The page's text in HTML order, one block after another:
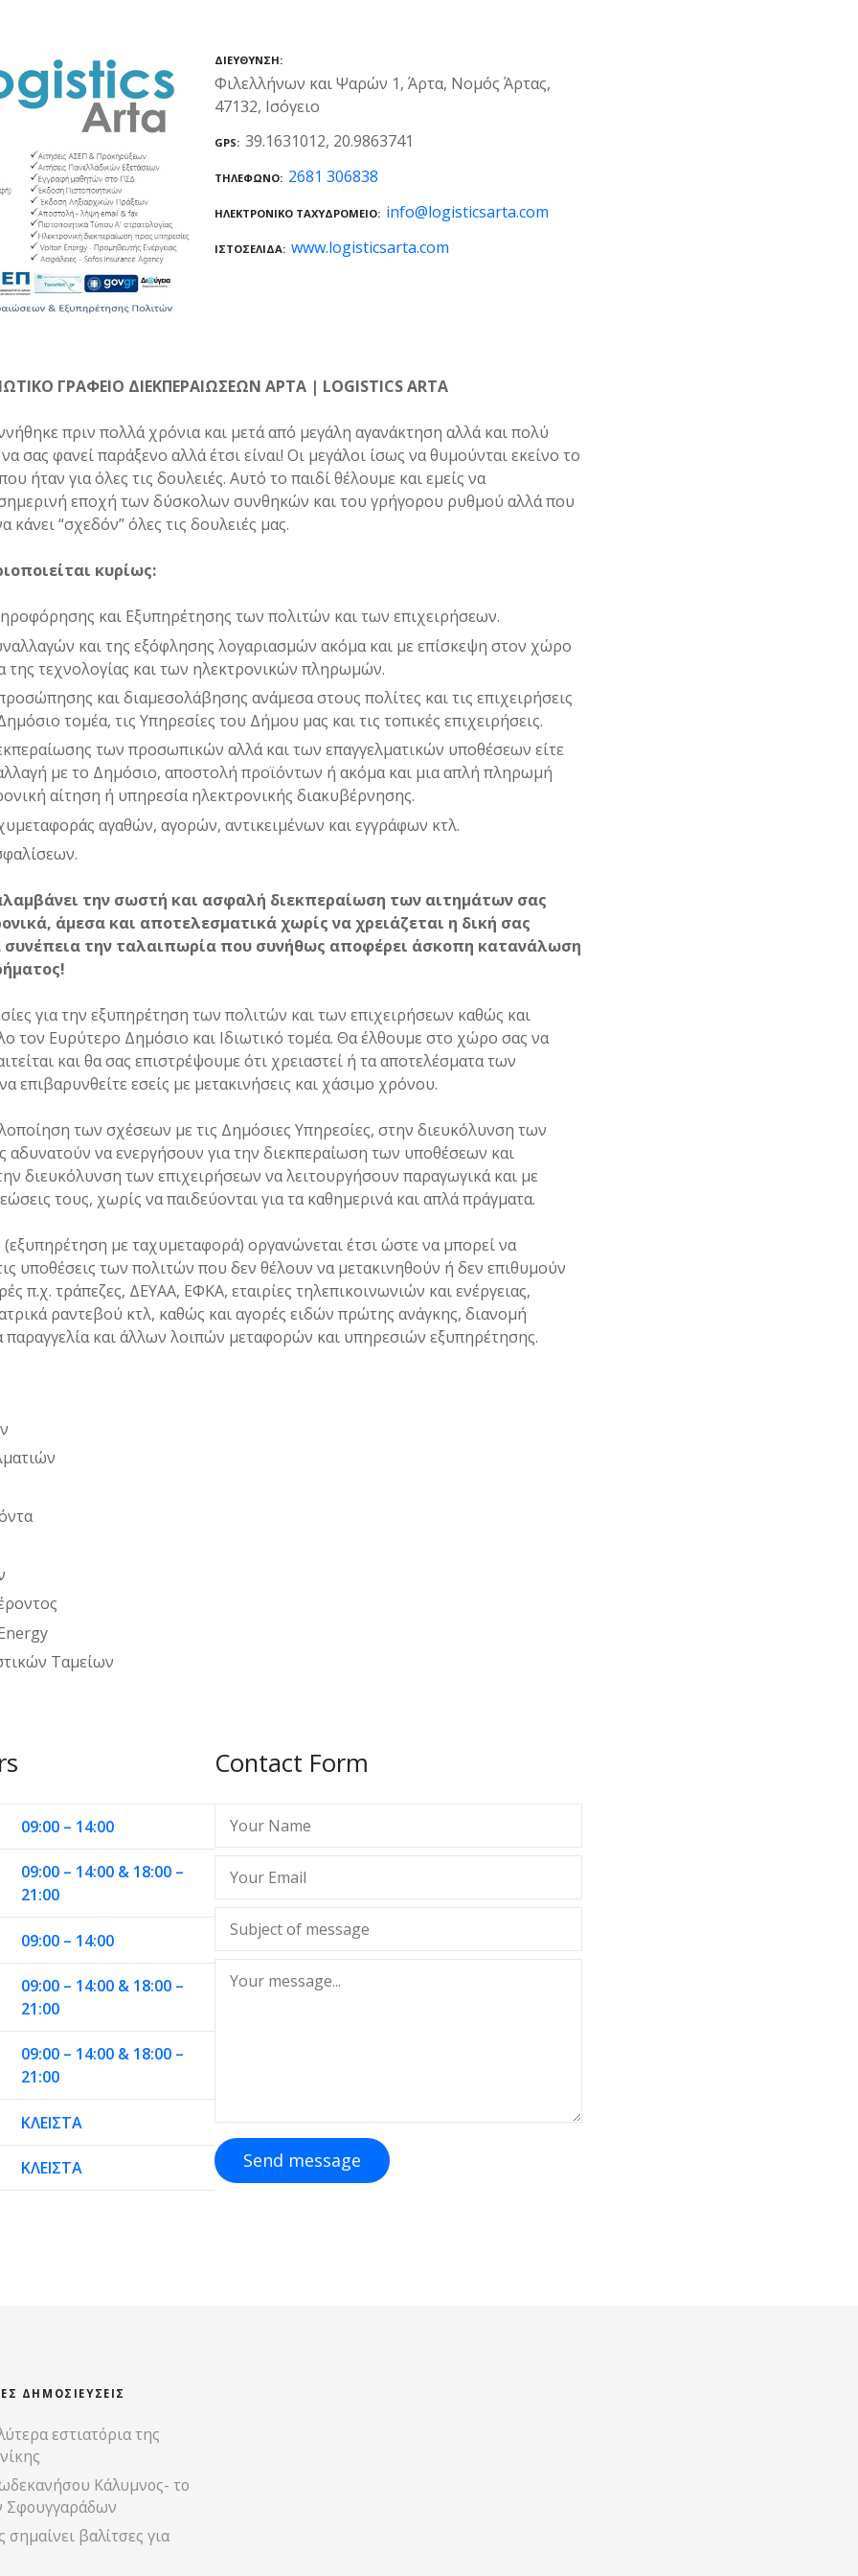
ΔΙΕΎΘΥΝΣΗ
Φιλελλήνων και Ψαρών 1, Άρτα, Νομός Άρτας,
47132, Ισόγειο
GPS 39.1631012, 20.9863741
ΤΗΛΈΦΩΝΟ 2681 306838
ΗΛΕΚΤΡΟΝΙΚΌ ΤΑΧΥΔΡΟΜΕΊΟ info@logisticsarta.com
ΙΣΤΟΣΕΛΊΔΑ www.logisticsarta.com
ΓΡΑΦΕΙΟ ΔΙΕΚΠΕΡΑΙΩΣΕΩΝ ΑΡΤΑ | LOGISTICS ARTA
πριν πολλά χρόνια και μετά από μεγάλη αγανάκτηση αλλά και πολύ
σας φανεί παράξενο αλλά έτσι είναι! Οι μεγάλοι ίσως να θυμούνται εκείνο το
ήταν για όλες τις δουλειές. Αυτό το παιδί θέλουμε και εμείς να
εποχή των δύσκολων συνθηκών και του γρήγορου ρυθμού αλλά που
κάνει “σχεδόν” όλες τις δουλειές μας.
κυρίως:
και Εξυπηρέτησης των πολιτών και των επιχειρήσεων.
και της εξόφλησης λογαριασμών ακόμα και με επίσκεψη στον χώρο
της τεχνολογίας και των ηλεκτρονικών πληρωμών.
και διαμεσολάβησης ανάμεσα στους πολίτες και τις επιχειρήσεις
τομέα, τις Υπηρεσίες του Δήμου μας και τις τοπικές επιχειρήσεις.
των προσωπικών αλλά και των επαγγελματικών υποθέσεων είτε
με το Δημόσιο, αποστολή προϊόντων ή ακόμα και μια απλή πληρωμή
αίτηση ή υπηρεσία ηλεκτρονικής διακυβέρνησης.
αγαθών, αγορών, αντικειμένων και εγγράφων κτλ.
την σωστή και ασφαλή διεκπεραίωση των αιτημάτων σας
άμεσα και αποτελεσματικά χωρίς να χρειάζεται η δική σας
συνέπεια την ταλαιπωρία που συνήθως αποφέρει άσκοπη κατανάλωση
για την εξυπηρέτηση των πολιτών και των επιχειρήσεων καθώς και
τον Ευρύτερο Δημόσιο και Ιδιωτικό τομέα. Θα έλθουμε στο χώρο σας να
και θα σας επιστρέψουμε ότι χρειαστεί ή τα αποτελέσματα των
επιβαρυνθείτε εσείς με μετακινήσεις και χάσιμο χρόνου.
των σχέσεων με τις Δημόσιες Υπηρεσίες, στην διευκόλυνση των
αδυνατούν να ενεργήσουν για την διεκπεραίωση των υποθέσεων και
διευκόλυνση των επιχειρήσεων να λειτουργήσουν παραγωγικά και με
τους, χωρίς να παιδεύονται για τα καθημερινά και απλά πράγματα.
με ταχυμεταφορά) οργανώνεται έτσι ώστε να μπορεί να
υποθέσεις των πολιτών που δεν θέλουν να μετακινηθούν ή δεν επιθυμούν
π.χ. τράπεζες, ΔΕΥΑΑ, ΕΦΚΑ, εταιρίες τηλεπικοινωνιών και ενέργειας,
ραντεβού κτλ, καθώς και αγορές ειδών πρώτης ανάγκης, διανομή
και άλλων λοιπών μεταφορών και υπηρεσιών εξυπηρέτησης.
Ταμείων
09:00 – 14:00
09:00 – 14:00 & 18:00 –
21:00
09:00 – 14:00
09:00 – 14:00 & 18:00 –
21:00
09:00 – 14:00 & 18:00 –
21:00
ΚΛΕΙΣΤΑ
ΚΛΕΙΣΤΑ
Contact Form
Send message
ΔΗΜΟΣΙΕΎΣΕΙΣ
εστιατόρια της
Κάλυμνος- το
Σφουγγαράδων
σημαίνει βαλίτσες για